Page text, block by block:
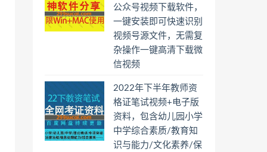
公众号视频下载软件，
一键安装即可快速识别
视频号源文件，无需复
杂操作一键高清下载微
信视频
2022年下半年教师资
格证笔试视频+电子版
资料，包含幼儿园小学
中学综合素质/教育知
识与能力/文化素养/保